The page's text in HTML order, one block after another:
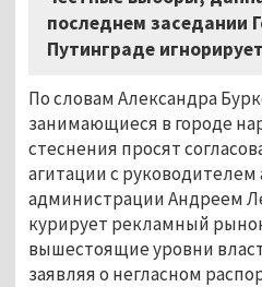
последнем заседании
Путинграде
По словам Александра
занимающиеся в городе
стеснения просят
агитации с руководителем
администрации Андреем
курирует рекламный
вышестоящие уровни
заявляя о негласном